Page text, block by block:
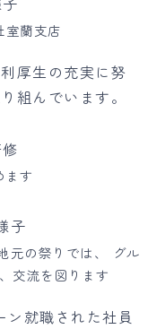
室蘭支店
厚生の充実に努
組んでいます。
ます
元の祭りでは、 グル
交流を図ります
就職された社員